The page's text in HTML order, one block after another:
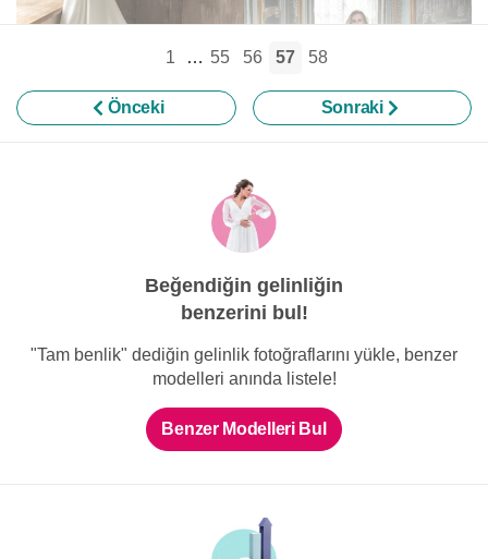
Miry May Bridal
Madam Burcu Couture
Gelinlik
Madam Burcu Couture
U Yaka Dantelli Balık Gelinlik
1 … 55 56 57 58
Önceki Sonraki
Beğendiğin gelinliğin
benzerini bul!
"Tam benlik" dediğin gelinlik fotoğraflarını yükle, benzer
modelleri anında listele!
Benzer Modelleri Bul